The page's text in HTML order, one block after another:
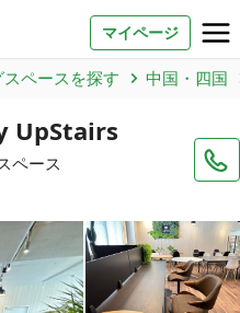
マイページ
ペースを探す 中国・四国
UpStairs
ペース